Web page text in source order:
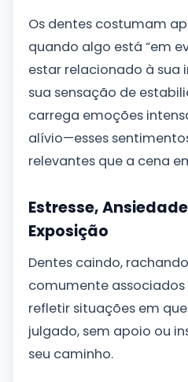
Os dentes costumam
quando algo está “em
estar relacionado à sua
sua sensação de
carrega emoções
alívio—esses
relevantes que a cena
Estresse,
Exposição
Dentes caindo,
comumente associados
refletir situações em
julgado, sem apoio ou
seu caminho.